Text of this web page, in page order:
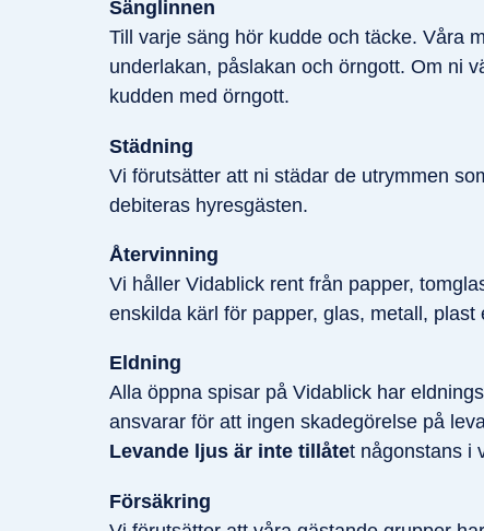
Sänglinnen
Till varje säng hör kudde och täcke. Våra
underlakan, påslakan och örngott. Om ni
kudden med örngott.
Städning
Vi förutsätter att ni städar de utrymmen
debiteras hyresgästen.
Återvinning
Vi håller Vidablick rent från papper,
enskilda kärl för papper, glas, metall, plast
Eldning
Alla öppna spisar på Vidablick har
ansvarar för att ingen skadegörelse på
Levande ljus är inte tillåtet någonstans i
Försäkring